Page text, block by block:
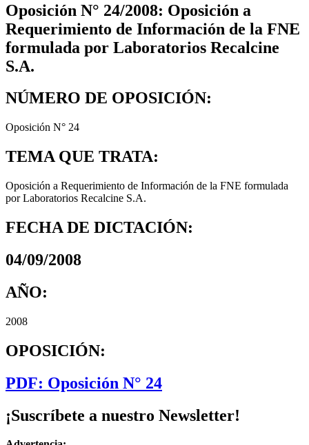
Oposición N° 24/2008: Oposición a
Requerimiento de Información de la FNE
formulada por Laboratorios Recalcine
S.A.
NÚMERO DE OPOSICIÓN:
Oposición N° 24
TEMA QUE TRATA:
Oposición a Requerimiento de Información de la FNE formulada
por Laboratorios Recalcine S.A.
FECHA DE DICTACIÓN:
04/09/2008
AÑO:
2008
OPOSICIÓN:
PDF: Oposición N° 24
¡Suscríbete a nuestro Newsletter!